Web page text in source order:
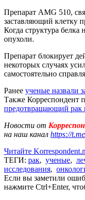
Препарат AMG 510,
заставляющий клетку
Когда структура белка
опухоли.
Препарат блокирует
некоторых случаях
самостоятельно
Ранее ученые назвали
Также Корреспондент
предотвращающий рак
Новости от
на наш канал https://
Читайте
ТЕГИ: рак, ученые,
исследования,
Если вы заметили
нажмите Ctrl+Enter,